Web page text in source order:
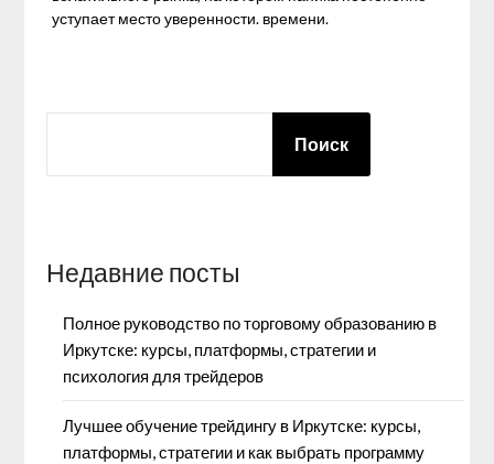
уступает место уверенности. времени.
Поиск
Недавние посты
Полное руководство по торговому образованию в
Иркутске: курсы, платформы, стратегии и
психология для трейдеров
Лучшее обучение трейдингу в Иркутске: курсы,
платформы, стратегии и как выбрать программу